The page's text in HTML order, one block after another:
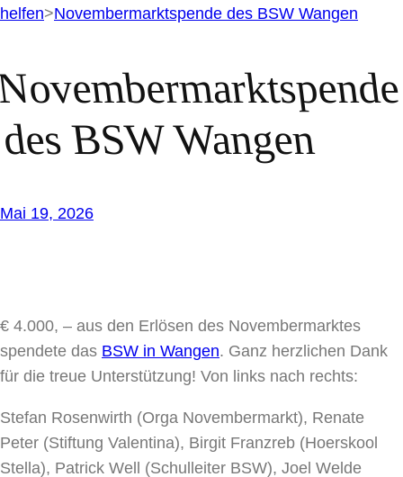
helfen>Novembermarktspende des BSW Wangen
des BSW Wangen
Mai 19, 2026
€ 4.000, – aus den Erlösen des Novembermarktes
spendete das BSW in Wangen. Ganz herzlichen Dank
für die treue Unterstützung! Von links nach rechts:
Stefan Rosenwirth (Orga Novembermarkt), Renate
Peter (Stiftung Valentina), Birgit Franzreb (Hoerskool
Stella), Patrick Well (Schulleiter BSW), Joel Welde